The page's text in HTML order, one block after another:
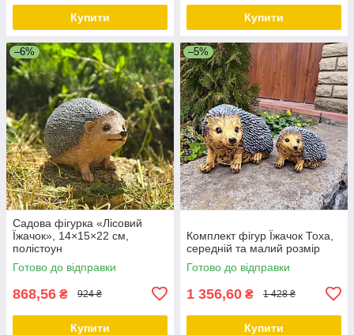
Купити Купити
–6%
Садова фігурка «Лісовий
Їжачок», 14×15×22 см,
полістоун
Готово до відправки
868,56 ₴ 924 ₴
Купити
–5%
Комплект фігур Їжачок Тоха,
середній та малий розмір
Готово до відправки
1 356,60 ₴ 1 428 ₴
Купити